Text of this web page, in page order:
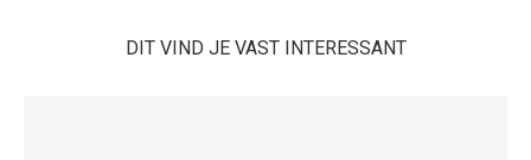
DIT VIND JE VAST INTERESSANT